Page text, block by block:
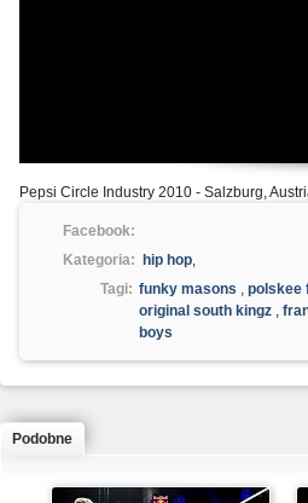
Pepsi Circle Industry 2010 - Salzburg,
Facebook:
Kategoria:
hip hop,
Tagi: funky masons , polskee
original south kingz ,
boys
Podobne